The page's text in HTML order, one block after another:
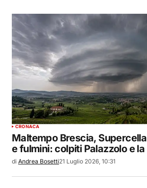
CRONACA
Maltempo Brescia,
e fulmini: colpiti Palazzolo e
di Andrea Bosetti21 Luglio 2026, 10:31